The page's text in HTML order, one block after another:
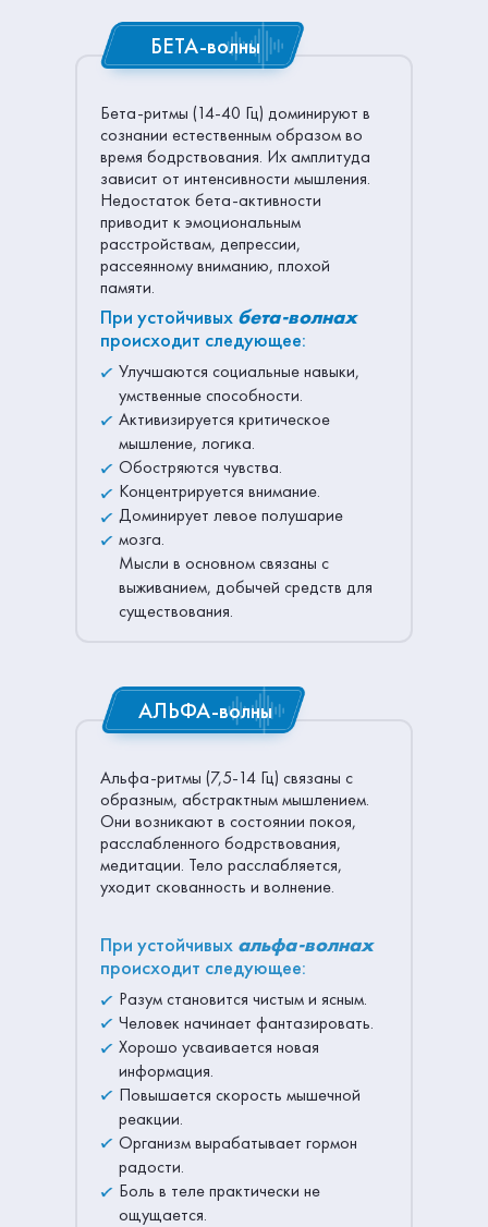
БЕТА-волны
Бета-ритмы (14-40 Гц) доминируют в
сознании естественным образом во
время бодрствования. Их амплитуда
зависит от интенсивности мышления.
Недостаток бета-активности
приводит к эмоциональным
расстройствам, депрессии,
рассеянному вниманию, плохой
памяти.
Альфа-ритмы (7,5-14 Гц) связаны с
образным, абстрактным мышлением.
Они возникают в состоянии покоя,
расслабленного бодрствования,
медитации. Тело расслабляется,
уходит скованность и волнение.
При устойчивых бета-волнах
происходит следующее:
При устойчивых альфа-волнах
происходит следующее:
Улучшаются социальные навыки,
умственные способности.
Активизируется критическое
мышление, логика.
Обостряются чувства.
Концентрируется внимание.
Доминирует левое полушарие
мозга.
Мысли в основном связаны с
выживанием, добычей средств для
существования.
Разум становится чистым и ясным.
Человек начинает фантазировать.
Хорошо усваивается новая
информация.
Повышается скорость мышечной
реакции.
Организм вырабатывает гормон
радости.
Боль в теле практически не
ощущается.
АЛЬФА-волны